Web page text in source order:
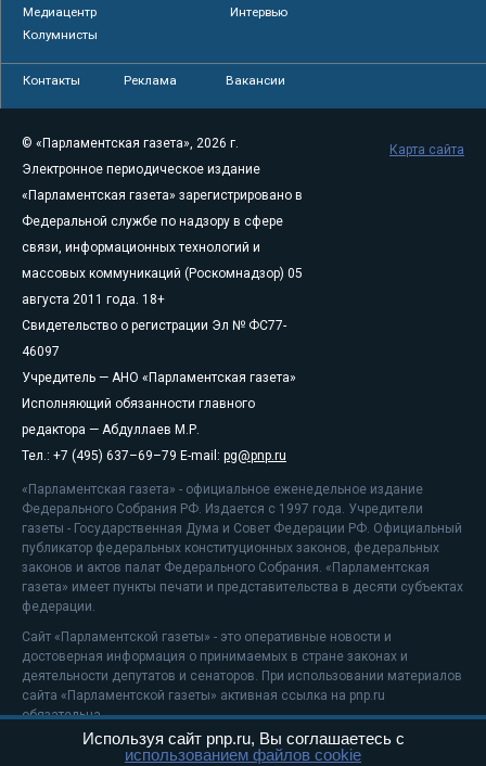
Медиацентр
Интервью
Колумнисты
Контакты Реклама Вакансии
© «Парламентская газета», 2026 г.
Электронное периодическое издание
«Парламентская газета» зарегистрировано в
Федеральной службе по надзору в сфере
связи, информационных технологий и
массовых коммуникаций (Роскомнадзор) 05
августа 2011 года. 18+
Свидетельство о регистрации Эл № ФС77-
46097
Учредитель — АНО «Парламентская газета»
Исполняющий обязанности главного
редактора — Абдуллаев М.Р.
Тел.: +7 (495) 637–69–79 E-mail: pg@pnp.ru
«Парламентская газета» - официальное еженедельное издание
Федерального Собрания РФ. Издается с 1997 года. Учредители
газеты - Государственная Дума и Совет Федерации РФ. Официальный
публикатор федеральных конституционных законов, федеральных
законов и актов палат Федерального Собрания. «Парламентская
газета» имеет пункты печати и представительства в десяти субъектах
федерации.
Сайт «Парламентской газеты» - это оперативные новости и
достоверная информация о принимаемых в стране законах и
деятельности депутатов и сенаторов. При использовании материалов
сайта «Парламентской газеты» активная ссылка на pnp.ru
обязательна.
На информационном ресурсе применяютсярекомендательные
Карта сайта
Используя сайт pnp.ru, Вы соглашаетесь с
использованием файлов cookie